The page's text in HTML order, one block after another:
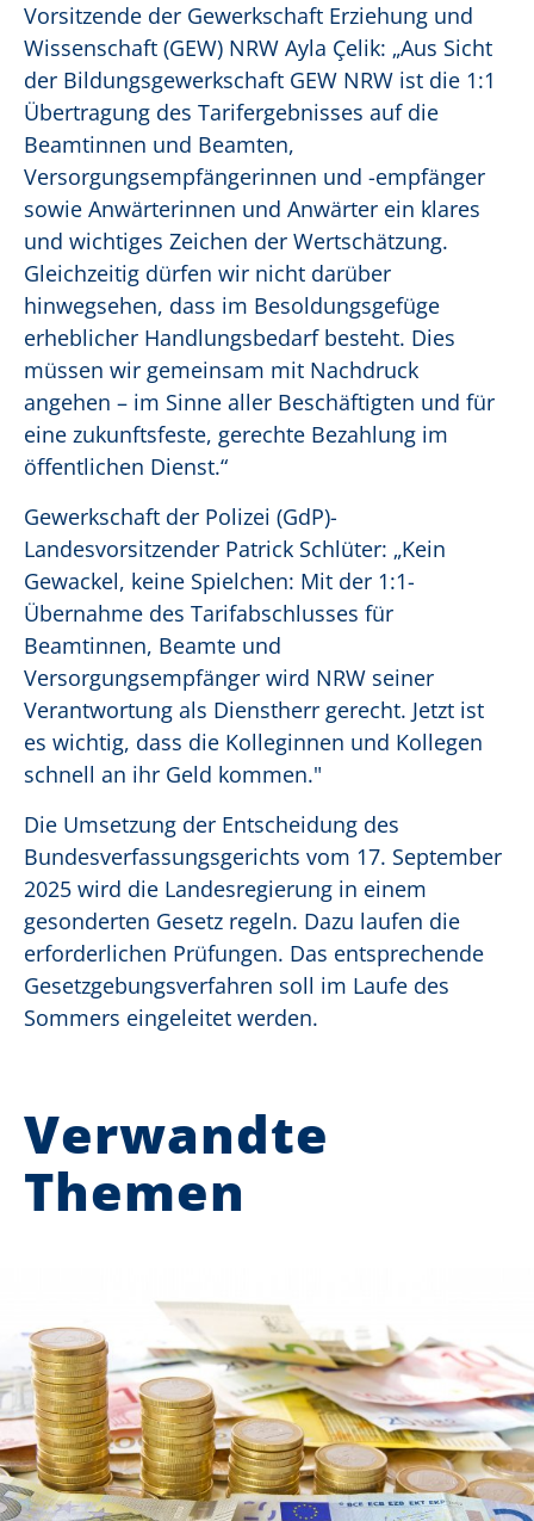
Vorsitzende der Gewerkschaft Erziehung und
Wissenschaft (GEW) NRW Ayla Çelik: „Aus Sicht
der Bildungsgewerkschaft GEW NRW ist die 1:1
Übertragung des Tarifergebnisses auf die
Beamtinnen und Beamten,
Versorgungsempfängerinnen und -empfänger
sowie Anwärterinnen und Anwärter ein klares
und wichtiges Zeichen der Wertschätzung.
Gleichzeitig dürfen wir nicht darüber
hinwegsehen, dass im Besoldungsgefüge
erheblicher Handlungsbedarf besteht. Dies
müssen wir gemeinsam mit Nachdruck
angehen – im Sinne aller Beschäftigten und für
eine zukunftsfeste, gerechte Bezahlung im
öffentlichen Dienst.“
Gewerkschaft der Polizei (GdP)-
Landesvorsitzender Patrick Schlüter: „Kein
Gewackel, keine Spielchen: Mit der 1:1-
Übernahme des Tarifabschlusses für
Beamtinnen, Beamte und
Versorgungsempfänger wird NRW seiner
Verantwortung als Dienstherr gerecht. Jetzt ist
es wichtig, dass die Kolleginnen und Kollegen
schnell an ihr Geld kommen."
Die Umsetzung der Entscheidung des
Bundesverfassungsgerichts vom 17. September
2025 wird die Landesregierung in einem
gesonderten Gesetz regeln. Dazu laufen die
erforderlichen Prüfungen. Das entsprechende
Gesetzgebungsverfahren soll im Laufe des
Sommers eingeleitet werden.
Verwandte
Themen